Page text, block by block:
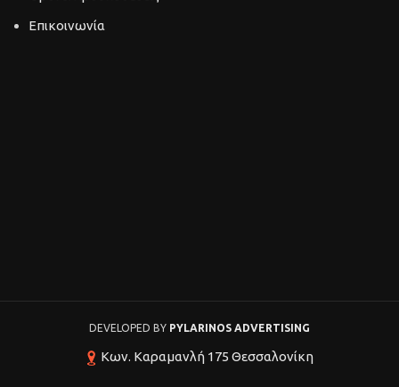
Επικοινωνία
DEVELOPED BY PYLARINOS ADVERTISING
Κων. Καραμανλή 175 Θεσσαλονίκη